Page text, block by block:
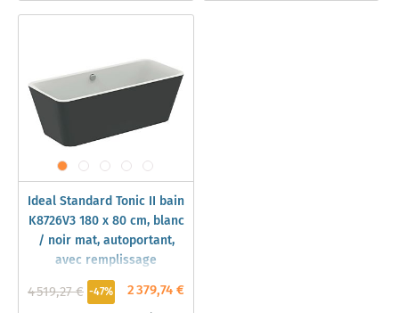
Ideal Standard Tonic II bain
K8726V3 180 x 80 cm, blanc
/ noir mat, autoportant,
avec remplissage
2 379,74 €
4 519,27 € -47%